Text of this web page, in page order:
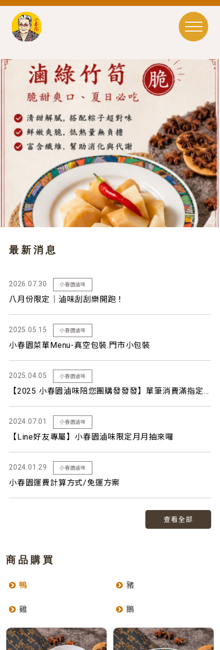
最新消息
2026.07.30 小春園滷味
八月份限定｜滷味刮刮樂開跑！
2025.05.15 小春園滷味
小春園菜單Menu-真空包裝.門市小包裝
2025.04.05 小春園滷味
【2025 小春園滷味陪您團購發發發】單筆消費滿指定金額，還有更多優惠等你拿
2024.07.01 小春園滷味
【Line好友專屬】小春園滷味限定月月抽來囉
2024.01.29 小春園滷味
小春園運費計算方式/免運方案
查看全部
商品購買
鴨 豬
雞 鵝